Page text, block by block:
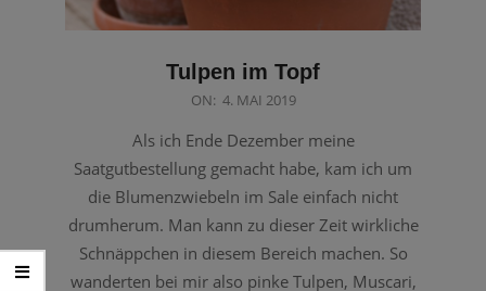
Tulpen im Topf
ON: 4. MAI 2019
Als ich Ende Dezember meine
Saatgutbestellung gemacht habe, kam ich um
die Blumenzwiebeln im Sale einfach nicht
drumherum. Man kann zu dieser Zeit wirkliche
Schnäppchen in diesem Bereich machen. So
wanderten bei mir also pinke Tulpen, Muscari,